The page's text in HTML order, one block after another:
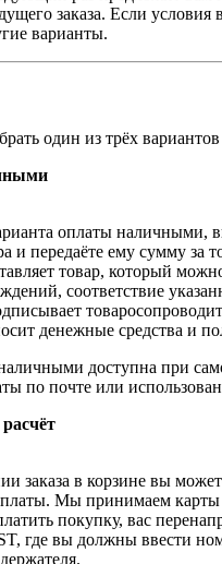
заказа. Если условия
варианты.
один из трёх
оплаты наличными,
и передаёте ему сумму за
товар, который
соответствие
денежные средства и
доступна при
по почте или
заказа в корзине вы
Мы принимаем карты
покупку, вас
где вы должны ввести